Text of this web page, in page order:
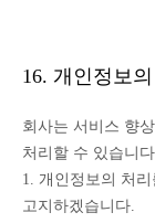
16. 개인정보
회사는 서비스 향
처리할 수 있습니
1. 개인정보의 처
고지하겠습니다.